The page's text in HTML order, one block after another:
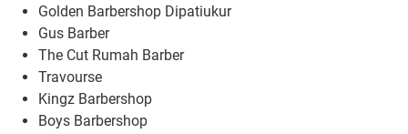
Golden Barbershop Dipatiukur
Gus Barber
The Cut Rumah Barber
Travourse
Kingz Barbershop
Boys Barbershop